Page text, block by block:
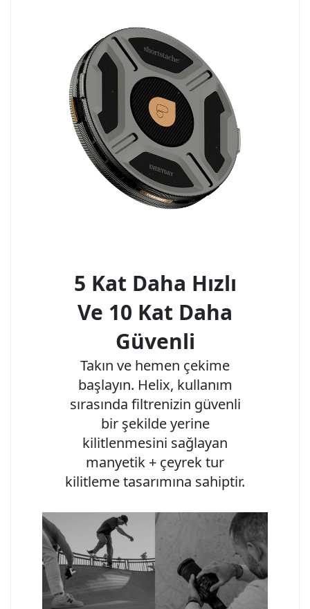
5 Kat Daha Hızlı
Ve 10 Kat Daha
Güvenli
Takın ve hemen çekime
başlayın. Helix, kullanım
sırasında filtrenizin güvenli
bir şekilde yerine
kilitlenmesini sağlayan
manyetik + çeyrek tur
kilitleme tasarımına sahiptir.